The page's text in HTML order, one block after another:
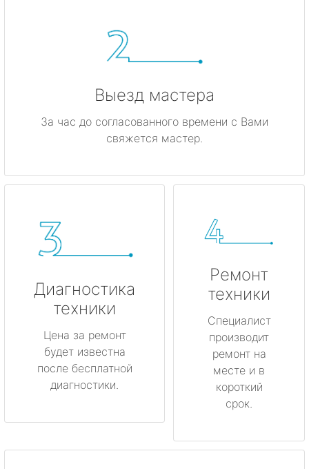
Выезд мастера
За час до согласованного времени с Вами
свяжется мастер.
Диагностика
техники
Цена за ремонт
будет известна
после бесплатной
диагностики.
Ремонт
техники
Специалист
производит
ремонт на
месте и в
короткий
срок.